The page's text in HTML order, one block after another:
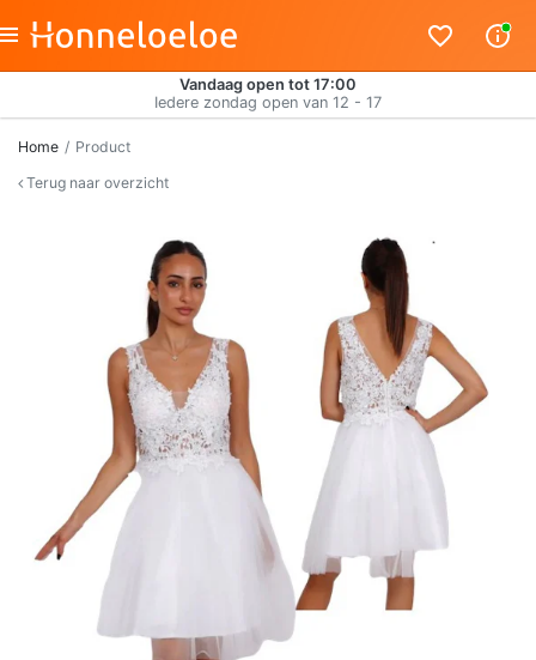
Vandaag open tot 17:00
Iedere zondag open van 12 - 17
Home
Product
Terug naar overzicht